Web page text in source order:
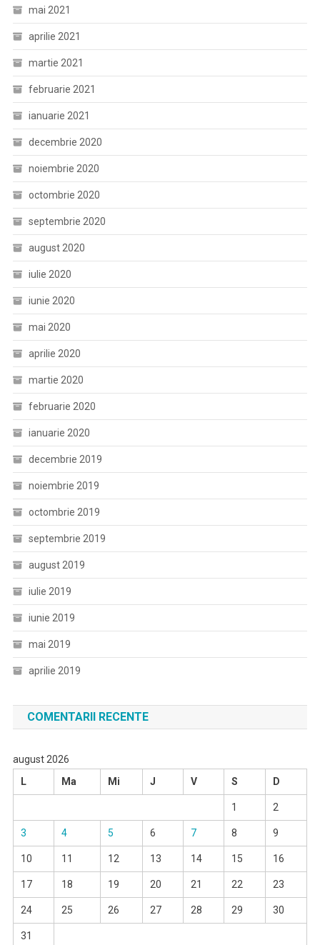
mai 2021
aprilie 2021
martie 2021
februarie 2021
ianuarie 2021
decembrie 2020
noiembrie 2020
octombrie 2020
septembrie 2020
august 2020
iulie 2020
iunie 2020
mai 2020
aprilie 2020
martie 2020
februarie 2020
ianuarie 2020
decembrie 2019
noiembrie 2019
octombrie 2019
septembrie 2019
august 2019
iulie 2019
iunie 2019
mai 2019
aprilie 2019
COMENTARII RECENTE
august 2026
L
Ma Mi J V S D
1 2
3 4 5 6 7 8 9
10 11 12 13 14 15 16
17 18 19 20 21 22 23
24 25 26 27 28 29 30
31